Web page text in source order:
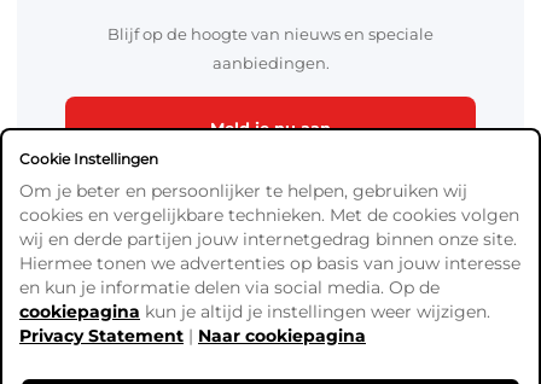
Blijf op de hoogte van nieuws en speciale
aanbiedingen.
Meld je nu aan
Algemene Voorwaarden
Verzend- en betaalinformatie
Cookie Instellingen
Om je beter en persoonlijker te helpen, gebruiken wij
cookies en vergelijkbare technieken. Met de cookies volgen
wij en derde partijen jouw internetgedrag binnen onze site.
Hiermee tonen we advertenties op basis van jouw interesse
en kun je informatie delen via social media. Op de
cookiepagina kun je altijd je instellingen weer wijzigen.
Privacy Statement | Naar cookiepagina